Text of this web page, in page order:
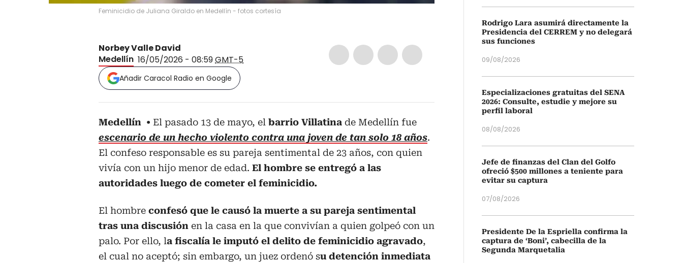
Feminicidio de Juliana Giraldo en Medellín - fotos cortesía
Norbey Valle David
Medellín 16/05/2026 - 08:59GMT-5
Añadir Caracol Radio en Google
Medellín El pasado 13 de mayo, el barrio Villatina de Medellín fue
escenario de un hecho violento contra una joven de tan solo 18 años.
El confeso responsable es su pareja sentimental de 23 años, con quien
vivía con un hijo menor de edad. El hombre se entregó a las
autoridades luego de cometer el feminicidio.
El hombre confesó que le causó la muerte a su pareja sentimental
tras una discusión en la casa en la que convivían a quien golpeó con un
palo. Por ello, la fiscalía le imputó el delito de feminicidio agravado,
el cual no aceptó; sin embargo, un juez ordenó su detención inmediata
Rodrigo Lara asumirá directamente la
Presidencia del CERREM y no delegará
sus funciones
09/08/2026
Especializaciones gratuitas del SENA
2026: Consulte, estudie y mejore su
perfil laboral
08/08/2026
Jefe de finanzas del Clan del Golfo
ofreció $500 millones a teniente para
evitar su captura
07/08/2026
Presidente De la Espriella confirma la
captura de ‘Boni’, cabecilla de la
Segunda Marquetalia